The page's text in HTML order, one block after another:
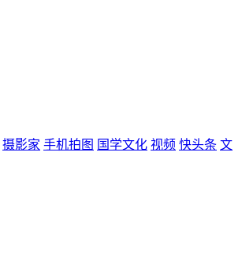
摄影家 手机拍图 国学文化 视频 快头条 文